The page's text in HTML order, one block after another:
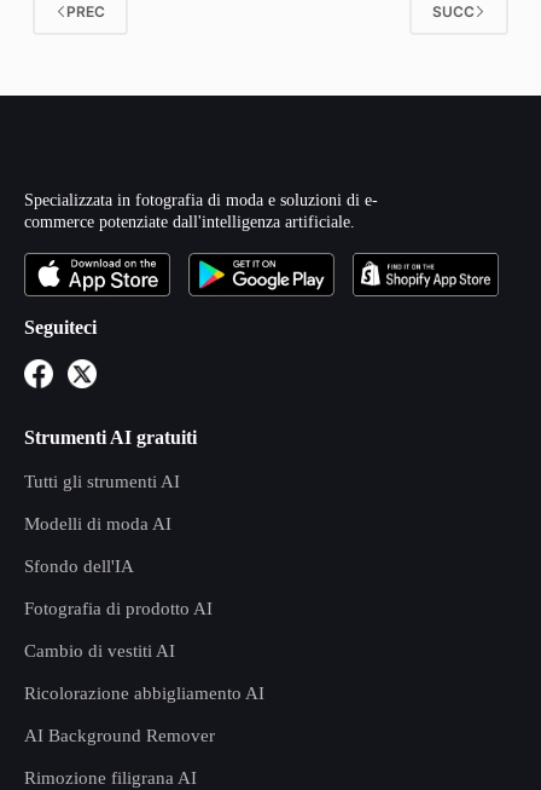
PREC SUCC
Specializzata in fotografia di moda e soluzioni di e-
commerce potenziate dall'intelligenza artificiale.
Seguiteci
Strumenti AI gratuiti
Tutti gli strumenti AI
Modelli di moda AI
Sfondo dell'IA
Fotografia di prodotto AI
Cambio di vestiti AI
Ricolorazione abbigliamento AI
AI Background Remover
Rimozione filigrana AI